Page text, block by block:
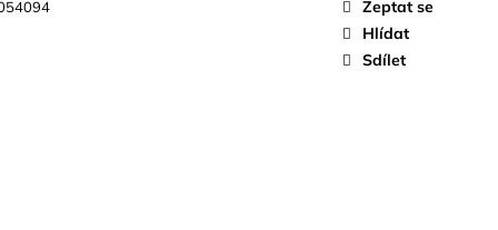
Zeptat se
Hlídat
Sdílet